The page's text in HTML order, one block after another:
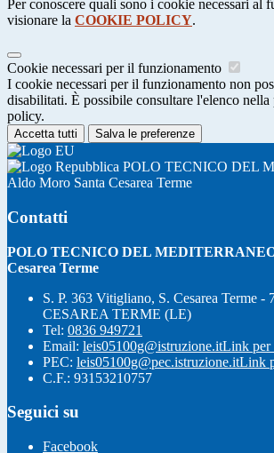
Per conoscere quali sono i cookie necessari al
visionare la COOKIE POLICY.
Cookie necessari per il funzionamento
I cookie necessari per il funzionamento non
disabilitati. È possibile consultare l'elenco
policy.
Accetta tutti Salva le preferenze
POLO TECNICO DEL
Aldo Moro Santa Cesarea Terme
Contatti
POLO TECNICO DEL
Cesarea Terme
S. P. 363 Vitigliano, S. Cesarea Terme -
CESAREA TERME (LE)
Tel: 0836 949721
Email: leis05100g@istruzione.itLink per
PEC: leis05100g@pec.istruzione.itLink
C.F.: 93153210757
Seguici su
Facebook